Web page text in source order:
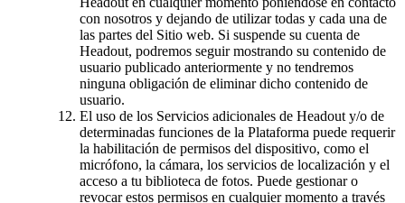
con nosotros y dejando de utilizar todas y cada una de
las partes del Sitio web. Si suspende su cuenta de
Headout, podremos seguir mostrando su contenido de
usuario publicado anteriormente y no tendremos
ninguna obligación de eliminar dicho contenido de
usuario.
El uso de los Servicios adicionales de Headout y/o de
determinadas funciones de la Plataforma puede requerir
la habilitación de permisos del dispositivo, como el
micrófono, la cámara, los servicios de localización y el
acceso a tu biblioteca de fotos. Puede gestionar o
revocar estos permisos en cualquier momento a través